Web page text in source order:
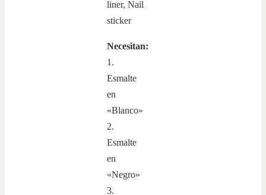
Necesitan:
1.
Esmalte
en
«Blanco»
2.
Esmalte
en
«Negro»
3.